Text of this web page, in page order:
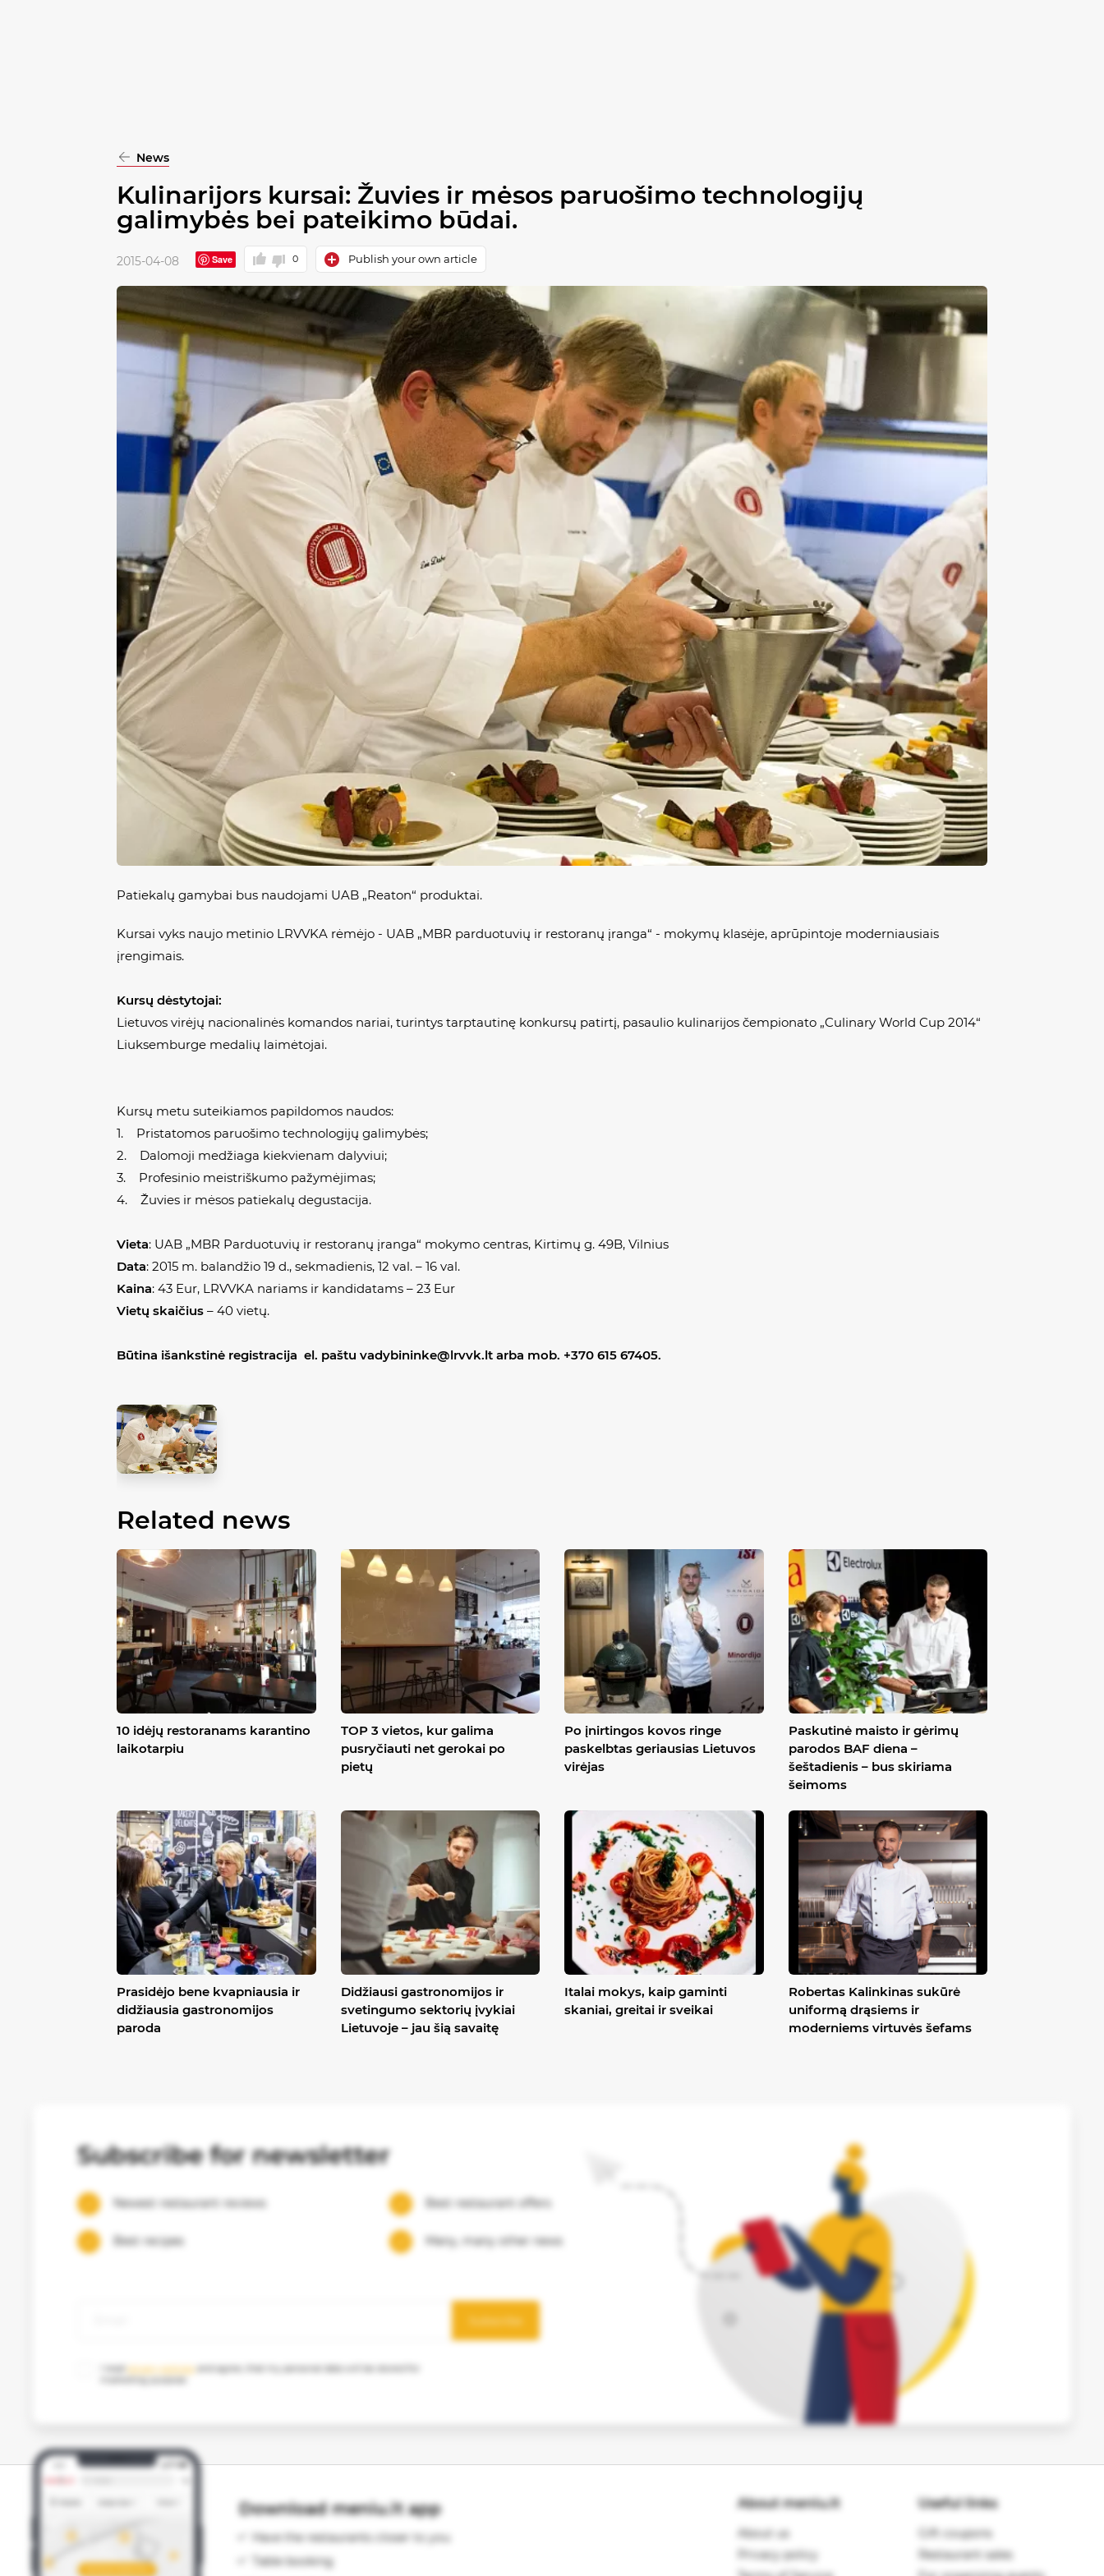
News
Kulinarijors kursai: Žuvies ir mėsos paruošimo technologijų
galimybės bei pateikimo būdai.
2015-04-08 Save 0 Publish your own article
Patiekalų gamybai bus naudojami UAB „Reaton“ produktai.
Kursai vyks naujo metinio LRVVKA rėmėjo - UAB „MBR parduotuvių ir restoranų įranga“ - mokymų klasėje, aprūpintoje moderniausiais
įrengimais.
Kursų dėstytojai:
Lietuvos virėjų nacionalinės komandos nariai, turintys tarptautinę konkursų patirtį, pasaulio kulinarijos čempionato „Culinary World Cup 2014“
Liuksemburge medalių laimėtojai.
Kursų metu suteikiamos papildomos naudos:
1. Pristatomos paruošimo technologijų galimybės;
2. Dalomoji medžiaga kiekvienam dalyviui;
3. Profesinio meistriškumo pažymėjimas;
4. Žuvies ir mėsos patiekalų degustacija.
Vieta: UAB „MBR Parduotuvių ir restoranų įranga“ mokymo centras, Kirtimų g. 49B, Vilnius
Data: 2015 m. balandžio 19 d., sekmadienis, 12 val. – 16 val.
Kaina: 43 Eur, LRVVKA nariams ir kandidatams – 23 Eur
Vietų skaičius – 40 vietų.
Būtina išankstinė registracija el. paštu vadybininke@lrvvk.lt arba mob. +370 615 67405.
Related news
10 idėjų restoranams karantino
laikotarpiu
TOP 3 vietos, kur galima
pusryčiauti net gerokai po
pietų
Po įnirtingos kovos ringe
paskelbtas geriausias Lietuvos
virėjas
Paskutinė maisto ir gėrimų
parodos BAF diena –
šeštadienis – bus skiriama
šeimoms
Prasidėjo bene kvapniausia ir
didžiausia gastronomijos
paroda
Didžiausi gastronomijos ir
svetingumo sektorių įvykiai
Lietuvoje – jau šią savaitę
Italai mokys, kaip gaminti
skaniai, greitai ir sveikai
Robertas Kalinkinas sukūrė
uniformą drąsiems ir
moderniems virtuvės šefams
Subscribe for newsletter
Newest restaurant reviews Best restaurant offers
Best recipes Many, many other news
Subscribe
privacy policies
and agree, that my personal data will be stored for
Download meniu.lt app
Have the restaurants closer to you
Table booking
About meniu.lt
About us
Privacy policy
Useful links
Gift coupons
Restaurant sales